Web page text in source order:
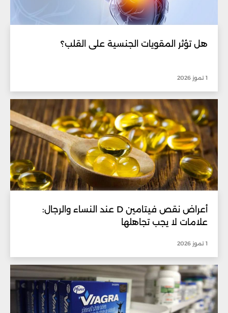
هل تؤثر المقويات الجنسية على القلب؟
1 تموز 2026
أعراض نقص فيتامين D عند النساء والرجال:
علامات لا يجب تجاهلها
1 تموز 2026